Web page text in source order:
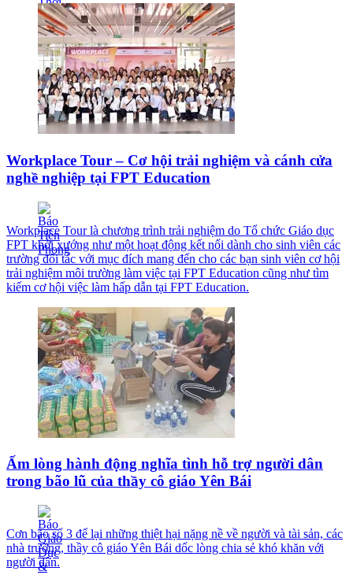
Workplace Tour – Cơ hội trải nghiệm và cánh cửa
nghề nghiệp tại FPT Education
Workplace Tour là chương trình trải nghiệm do Tổ chức Giáo dục
FPT khởi xướng như một hoạt động kết nối dành cho sinh viên các
trường đối tác với mục đích mang đến cho các bạn sinh viên cơ hội
trải nghiệm môi trường làm việc tại FPT Education cũng như tìm
kiếm cơ hội việc làm hấp dẫn tại FPT Education.
Ấm lòng hành động nghĩa tình hỗ trợ người dân
trong bão lũ của thầy cô giáo Yên Bái
Cơn bão số 3 để lại những thiệt hại nặng nề về người và tài sản, các
nhà trường, thầy cô giáo Yên Bái dốc lòng chia sẻ khó khăn với
người dân.